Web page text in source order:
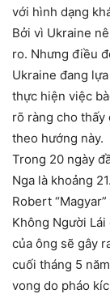
với hình dạng
Bởi vì Ukraine
ro. Nhưng điều
Ukraine đang
thực hiện việc
rõ ràng cho
theo hướng này.
Trong 20 ngày
Nga là khoảng
Robert
Không Người
của ông sẽ gây
cuối tháng 5
vong do pháo